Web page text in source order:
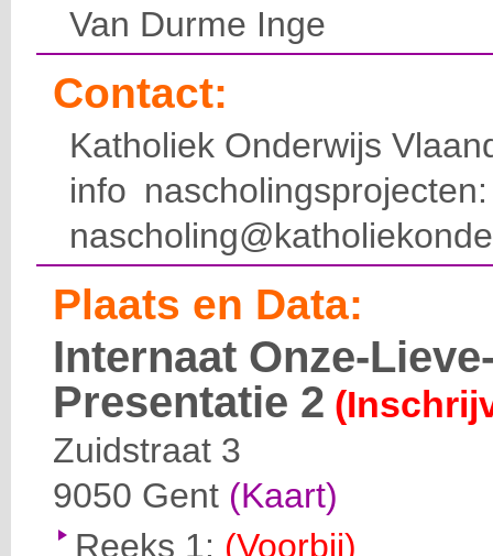
Van Durme Inge
Contact:
Katholiek Onderwijs
info
Plaats en Data:
Internaat Onze-
Presentatie 2
Zuidstraat 3
9050 Gent (Kaart)
Reeks 1: (Voorbij)